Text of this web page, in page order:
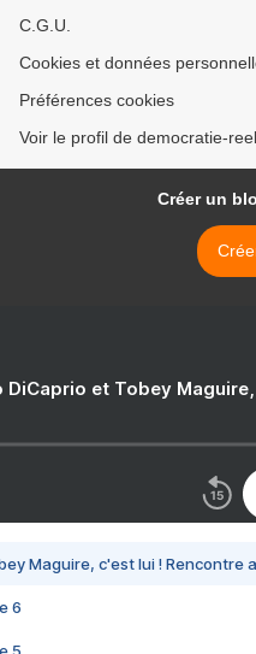
C.G.U.
Cookies et données
Préférences cookies
Voir le profil de democratie-
Créer un
DiCaprio et Tobey
Maguire, c'est lui ! Rencontre
6